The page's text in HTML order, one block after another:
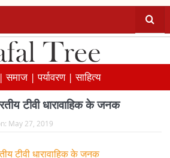
|समाज |पर्यावरण |साहित्य
टीवी धारावाहिक के जनक
May 27, 2019